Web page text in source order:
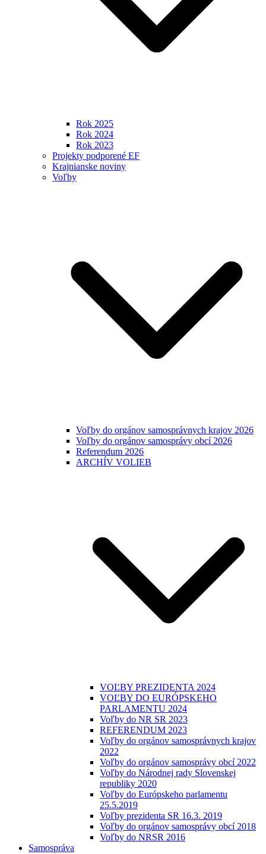
Rok 2025
Rok 2024
Rok 2023
Projekty podporené EF
Krajnianske noviny
Voľby
Voľby do orgánov samosprávnych krajov 2026
Voľby do orgánov samosprávy obcí 2026
Referendum 2026
ARCHÍV VOLIEB
VOĽBY PREZIDENTA 2024
VOĽBY DO EURÓPSKEHO
PARLAMENTU 2024
Voľby do NR SR 2023
REFERENDUM 2023
Voľby do orgánov samosprávnych krajov
2022
Voľby do orgánov samosprávy obcí 2022
Voľby do Národnej rady Slovenskej
republiky 2020
Voľby do Európskeho parlamentu
25.5.2019
Voľby prezidenta SR 16.3. 2019
Voľby do orgánov samosprávy obcí 2018
Voľby do NRSR 2016
Samospráva